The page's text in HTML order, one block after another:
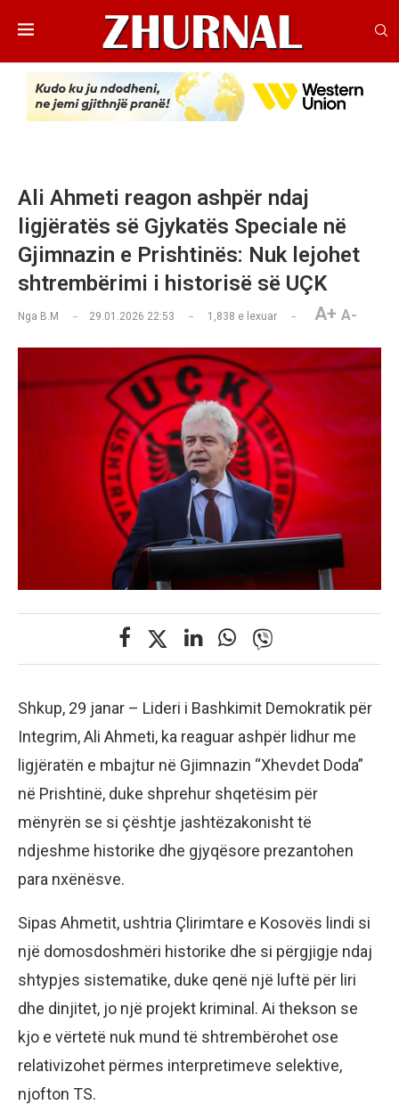
Ali Ahmeti reagon ashpër ndaj
ligjëratës së Gjykatës Speciale në
Gjimnazin e Prishtinës: Nuk lejohet
shtrembërimi i historisë së UÇK
Nga B.M 29.01.2026 22:53 1,838 e lexuar A+ A-
Shkup, 29 janar – Lideri i Bashkimit Demokratik për
Integrim, Ali Ahmeti, ka reaguar ashpër lidhur me
ligjëratën e mbajtur në Gjimnazin “Xhevdet Doda”
në Prishtinë, duke shprehur shqetësim për
mënyrën se si çështje jashtëzakonisht të
ndjeshme historike dhe gjyqësore prezantohen
para nxënësve.
Sipas Ahmetit, ushtria Çlirimtare e Kosovës lindi si
një domosdoshmëri historike dhe si përgjigje ndaj
shtypjes sistematike, duke qenë një luftë për liri
dhe dinjitet, jo një projekt kriminal. Ai thekson se
kjo e vërtetë nuk mund të shtrembërohet ose
relativizohet përmes interpretimeve selektive,
njofton TS.